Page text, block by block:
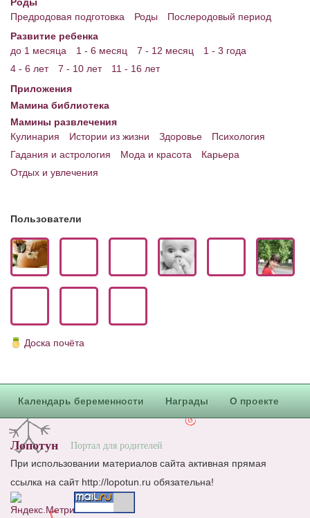
Предродовая подготовка
Роды
Послеродовый период
Развитие ребенка
до 1 месяца
1 - 6 месяц 7 - 12 месяц
1 - 3 года
4 - 6 лет
7 - 10 лет
11 - 16 лет
Приложения
Мамина библиотека
Мамины развлечения
Кулинария
Истории из жизни Здоровье
Психология
Гадания и астрология
Мода и красота
Карьера
Отдых и увлечения
Пользователи
Доска почёта
Календарь беременности Награды О проекте
Лопотун Портал для родителей
При использовании материалов сайта активная прямая
ссылка на сайт http://lopotun.ru обязательна!